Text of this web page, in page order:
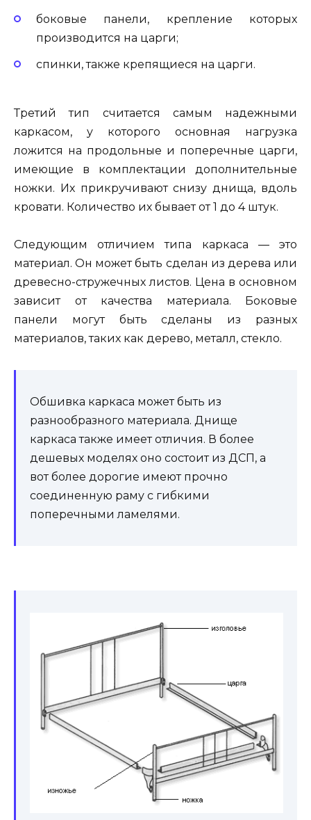
боковые панели, крепление которых
производится на царги;
спинки, также крепящиеся на царги.
Третий тип считается самым надежными
каркасом, у которого основная нагрузка
ложится на продольные и поперечные царги,
имеющие в комплектации дополнительные
ножки. Их прикручивают снизу днища, вдоль
кровати. Количество их бывает от 1 до 4 штук.
Следующим отличием типа каркаса — это
материал. Он может быть сделан из дерева или
древесно-стружечных листов. Цена в основном
зависит от качества материала. Боковые
панели могут быть сделаны из разных
материалов, таких как дерево, металл, стекло.
Обшивка каркаса может быть из
разнообразного материала. Днище
каркаса также имеет отличия. В более
дешевых моделях оно состоит из ДСП, а
вот более дорогие имеют прочно
соединенную раму с гибкими
поперечными ламелями.